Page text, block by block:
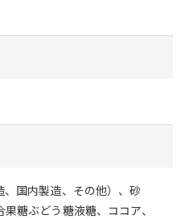
国内製造、その他）、砂
糖ぶどう糖液糖、ココア、